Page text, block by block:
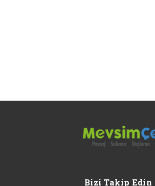
Bizi Takip Edin